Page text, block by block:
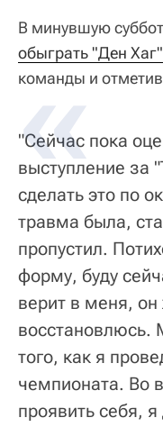
В минувшую
обыграть "Ден Хаг"
команды и
"Сейчас пока
выступление за
сделать это по
травма была,
пропустил.
форму, буду
верит в меня,
восстановлюсь.
того, как я
чемпионата. Во
проявить себя,